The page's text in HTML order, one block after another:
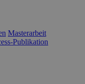
Masterarbeit
Publikation